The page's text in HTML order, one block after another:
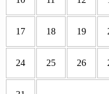
17 18 19
24 25 26